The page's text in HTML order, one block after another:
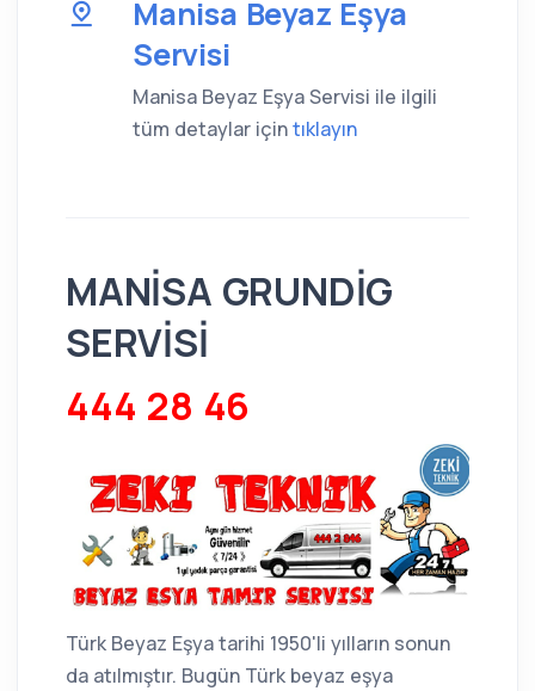
Manisa Beyaz Eşya
Servisi
Manisa Beyaz Eşya Servisi ile ilgili
tüm detaylar içintıklayın
MANİSA GRUNDİG
SERVİSİ
444 28 46
Türk Beyaz Eşya tarihi 1950'li yılların sonun
da atılmıştır. Bugün Türk beyaz eşya